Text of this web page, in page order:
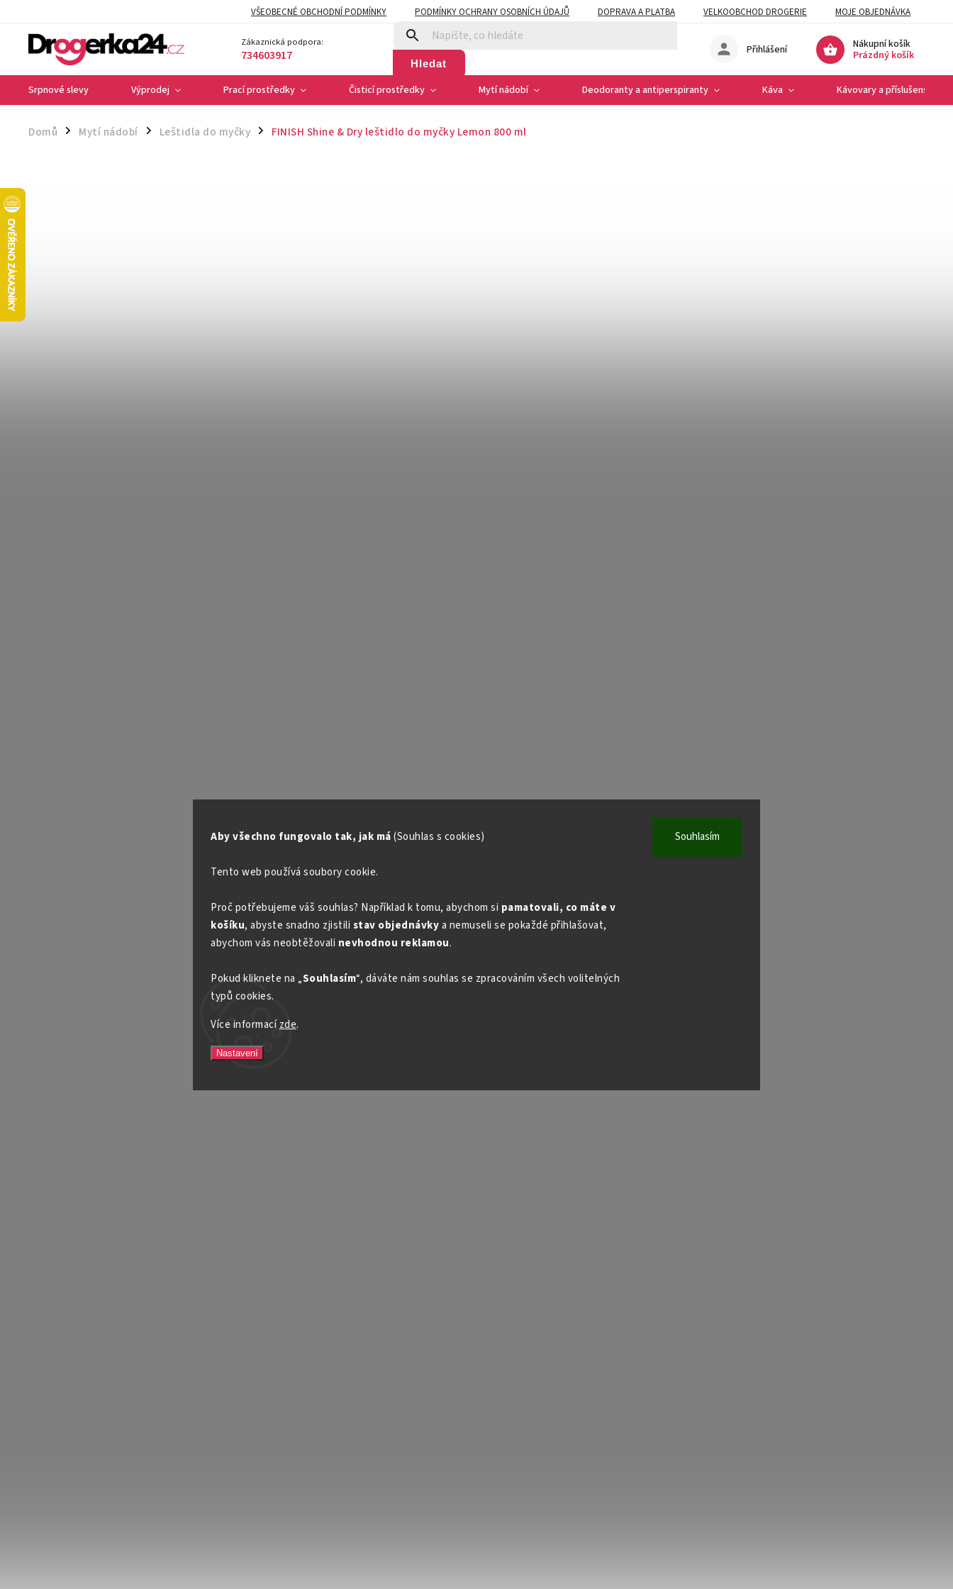
Aby všechno fungovalo tak, jak má(Souhlas s cookies)
Tento web používá soubory cookie.
Proč potřebujeme váš souhlas? Například k tomu, abychom si pamatovali, co máte v
košíku, abyste snadno zjistili stav objednávkya nemuseli se pokaždé přihlašovat,
abychom vás neobtěžovali nevhodnou reklamou.
Pokud kliknete na „Souhlasím“, dáváte nám souhlas se zpracováním všech volitelných
typů cookies.
Více informacízde.
Nastavení
Souhlasím
VŠEOBECNÉ OBCHODNÍ PODMÍNKY PODMÍNKY OCHRANY OSOBNÍCH ÚDAJŮ DOPRAVA A PLATBA VELKOOBCHOD DROGERIE MOJE OBJEDNÁVKA
Zákaznická podpora:
734603917 Hledat
Nákupní košík
Prázdný košík
Přihlášení
Srpnové slevy Výprodej Prací prostředky Čisticí prostředky Mytí nádobí Deodoranty a antiperspiranty Káva Kávovary a příslušenství
Domů / Mytí nádobí / Leštidla do myčky / FINISH Shine & Dry leštidlo do myčky Lemon 800 ml